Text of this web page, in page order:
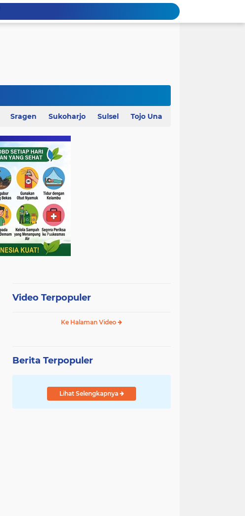
Sragen Sukoharjo Sulsel Tojo Una
Video Terpopuler
Ke Halaman Video
Berita Terpopuler
Lihat Selengkapnya